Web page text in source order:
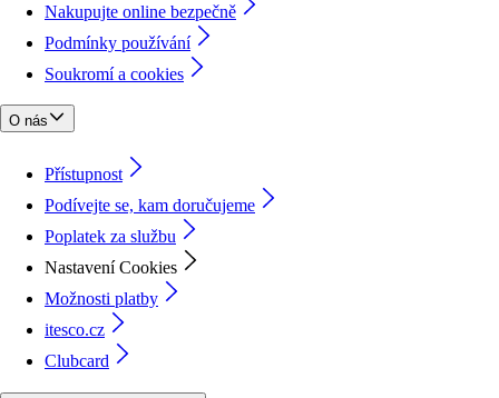
Nakupujte online bezpečně
Podmínky používání
Soukromí a cookies
O nás
Přístupnost
Podívejte se, kam doručujeme
Poplatek za službu
Nastavení Cookies
Možnosti platby
itesco.cz
Clubcard